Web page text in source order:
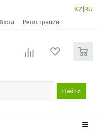
KZ RU
Вход Регистрация
Найти